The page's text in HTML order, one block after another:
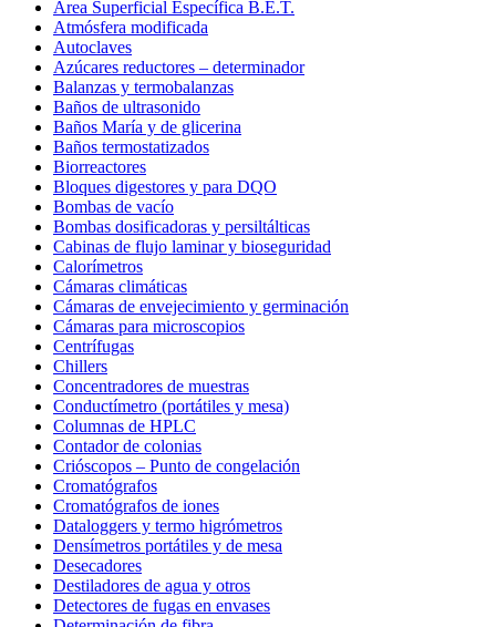
Área Superficial Específica B.E.T.
Atmósfera modificada
Autoclaves
Azúcares reductores – determinador
Balanzas y termobalanzas
Baños de ultrasonido
Baños María y de glicerina
Baños termostatizados
Biorreactores
Bloques digestores y para DQO
Bombas de vacío
Bombas dosificadoras y persiltálticas
Cabinas de flujo laminar y bioseguridad
Calorímetros
Cámaras climáticas
Cámaras de envejecimiento y germinación
Cámaras para microscopios
Centrífugas
Chillers
Concentradores de muestras
Conductímetro (portátiles y mesa)
Columnas de HPLC
Contador de colonias
Crióscopos – Punto de congelación
Cromatógrafos
Cromatógrafos de iones
Dataloggers y termo higrómetros
Densímetros portátiles y de mesa
Desecadores
Destiladores de agua y otros
Detectores de fugas en envases